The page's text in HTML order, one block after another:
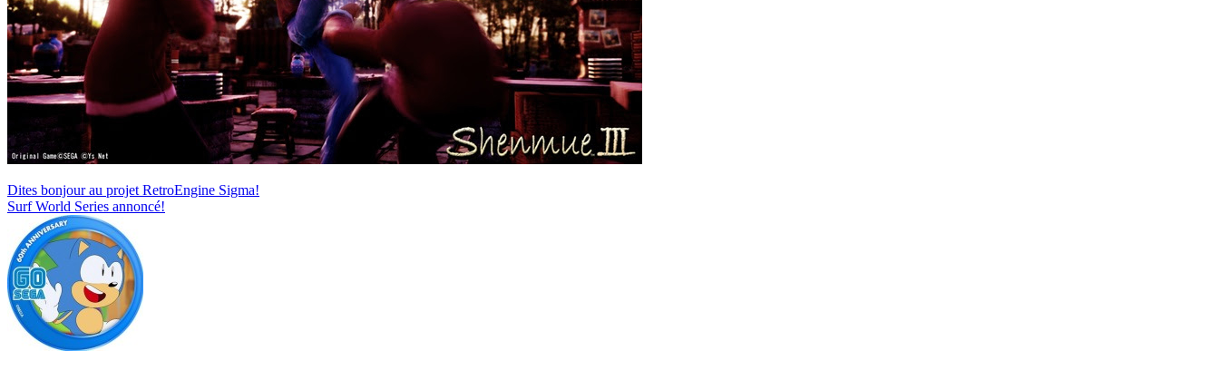
Navigation
de
l’article
Dites bonjour au projet RetroEngine Sigma!
Surf World Series annoncé!